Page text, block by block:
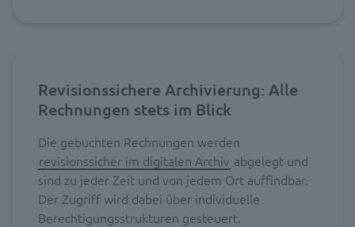
Revisionssichere Archivierung: Alle
Rechnungen stets im Blick
Die gebuchten Rechnungen werden
revisionssicher im digitalen Archiv abgelegt und
sind zu jeder Zeit und von jedem Ort auffindbar.
Der Zugriff wird dabei über individuelle
Berechtigungsstrukturen gesteuert.